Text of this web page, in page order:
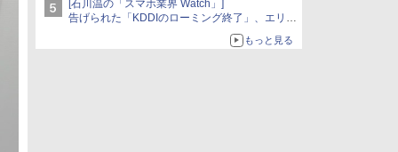
[石川温の「スマホ業界 Watch」]
告げられた「KDDIのローミング終了」、エリア
マップの落とし穴と楽天モバイルの課題
もっと見る